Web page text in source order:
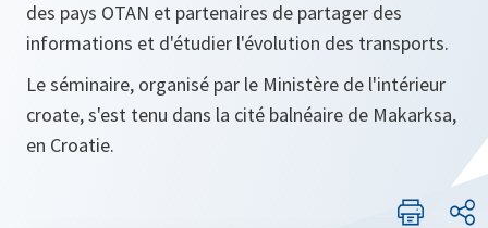
des pays OTAN et partenaires de partager des
informations et d'étudier l'évolution des transports.
Le séminaire, organisé par le Ministère de l'intérieur
croate, s'est tenu dans la cité balnéaire de Makarksa,
en Croatie.